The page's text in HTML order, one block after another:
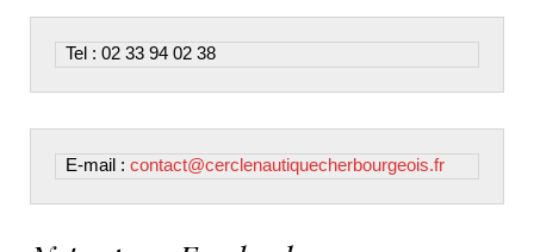
Tel : 02 33 94 02 38
E-mail : contact@cerclenautiquecherbourgeois.fr